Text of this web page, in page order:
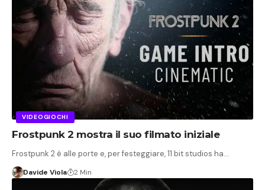
VIDEOGIOCHI
Frostpunk 2 mostra il suo filmato iniziale
Frostpunk 2 è alle porte e, per festeggiare, 11 bit studios ha…
Davide Viola 2 Min